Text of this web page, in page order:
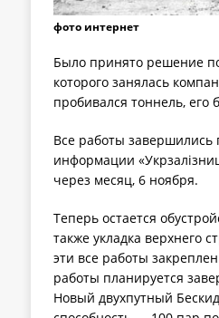
фото интернет
Было принято решение
которого занялась
пробивался тоннель, его
Все работы завершились
информации
через месяц, 6 ноября.
Теперь остается
также укладка верхнего
эти все работы
работы планируется
Новый двухпутный